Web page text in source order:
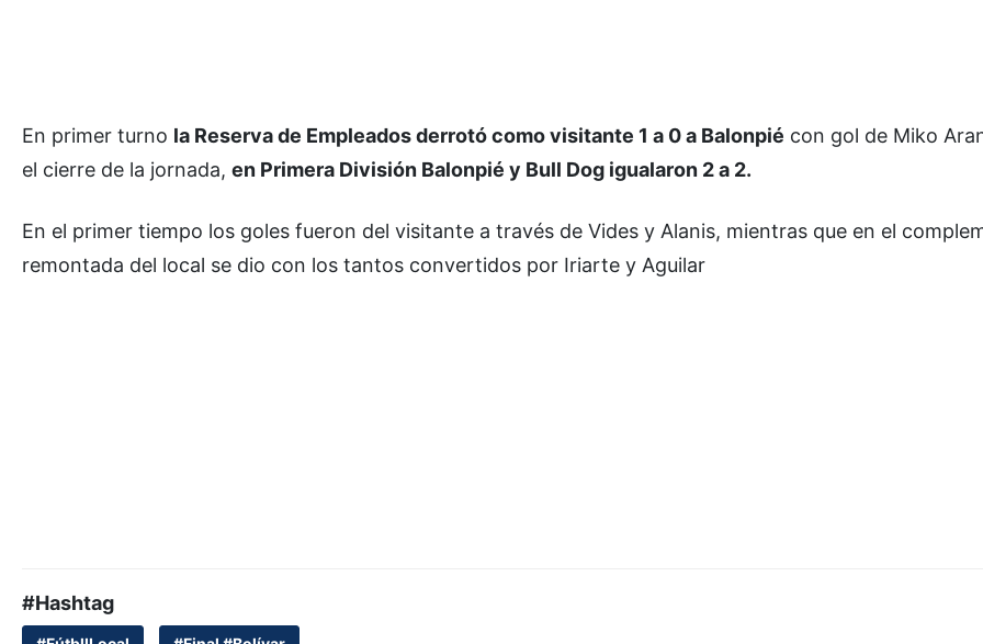
En primer turno la Reserva de Empleados derrotó como visitante 1 a 0 a Balonpié con gol de Miko
el cierre de la jornada, en Primera División Balonpié y Bull Dog igualaron 2 a 2.
En el primer tiempo los goles fueron del visitante a través de Vides y Alanis, mientras que en el
remontada del local se dio con los tantos convertidos por Iriarte y Aguilar
#Hashtag